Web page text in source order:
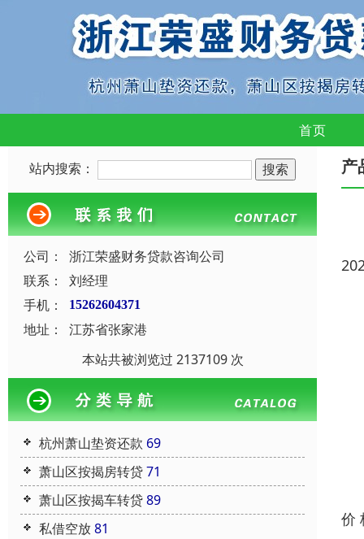
首页
站内搜索：
公司：
浙江荣盛财务贷款咨询公司
联系：
刘经理
手机：
15262604371
地址：
江苏省张家港
本站共被浏览过 2137109 次
杭州萧山垫资还款 69
萧山区按揭房转贷71
萧山区按揭车转贷89
私借空放81
产
价